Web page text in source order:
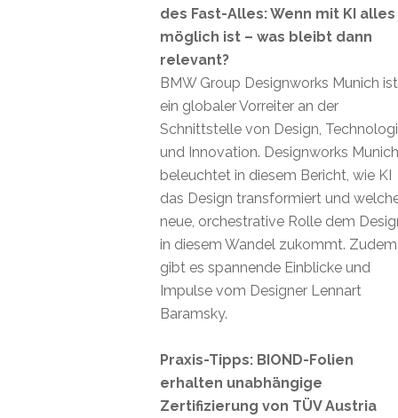
des Fast-Alles: Wenn mit KI alles
möglich ist – was bleibt dann
relevant?
BMW Group Designworks Munich ist
ein globaler Vorreiter an der
Schnittstelle von Design,
und Innovation. Designworks Munich
beleuchtet in diesem Bericht, wie KI
das Design transformiert und
neue, orchestrative Rolle dem
in diesem Wandel zukommt. Zudem
gibt es spannende Einblicke und
Impulse vom Designer Lennart
Baramsky.
Praxis-Tipps: BIOND-Folien
erhalten unabhängige
Zertifizierung von TÜV Austria